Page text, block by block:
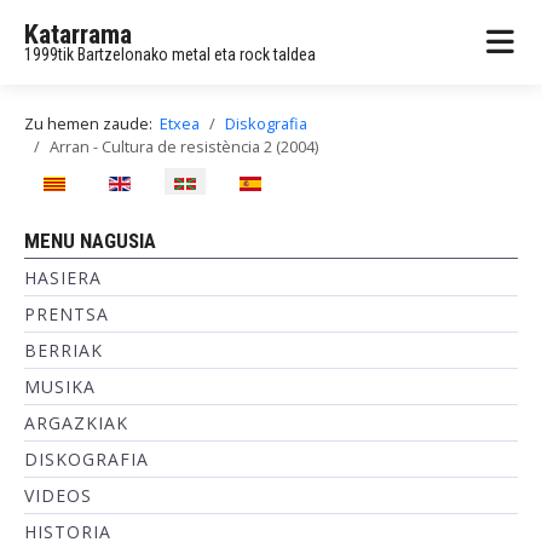
Katarrama
1999tik Bartzelonako metal eta rock taldea
Zu hemen zaude: Etxea
Diskografia
Arran - Cultura de resistència 2 (2004)
Hautatu hizkuntza
MENU NAGUSIA
HASIERA
PRENTSA
BERRIAK
MUSIKA
ARGAZKIAK
DISKOGRAFIA
VIDEOS
HISTORIA